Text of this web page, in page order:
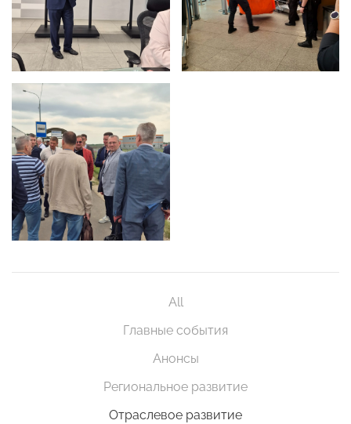
All
Главные события
Анонсы
Региональное развитие
Отраслевое развитие